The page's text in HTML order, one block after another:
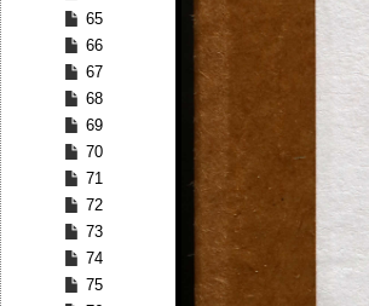
65
66
67
68
69
70
71
72
73
74
75